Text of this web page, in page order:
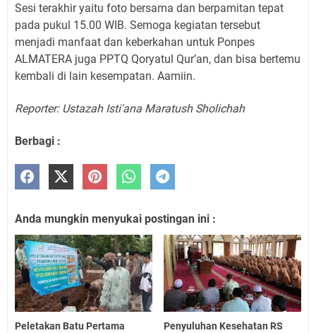
Sesi terakhir yaitu foto bersama dan berpamitan tepat
pada pukul 15.00 WIB. Semoga kegiatan tersebut
menjadi manfaat dan keberkahan untuk Ponpes
ALMATERA juga PPTQ Qoryatul Qur’an, dan bisa bertemu
kembali di lain kesempatan. Aamiin.
Reporter: Ustazah Isti'ana Maratush Sholichah
Berbagi :
Anda mungkin menyukai postingan ini :
Peletakan Batu Pertama
Penyuluhan Kesehatan RS